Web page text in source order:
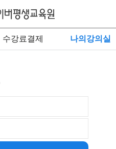
수강료결제 나의강의실